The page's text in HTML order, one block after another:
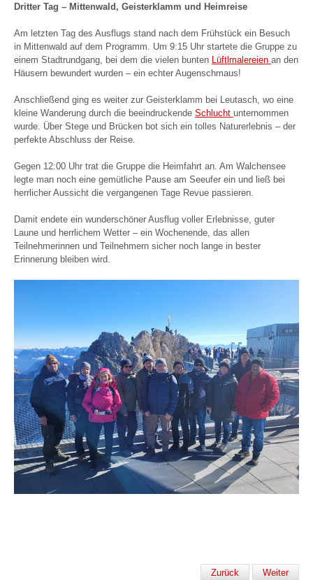
Dritter Tag – Mittenwald, Geisterklamm und Heimreise
Am letzten Tag des Ausflugs stand nach dem Frühstück ein Besuch
in Mittenwald auf dem Programm. Um 9:15 Uhr startete die Gruppe zu
einem Stadtrundgang, bei dem die vielen bunten
Lüftlmalereien an den
Häusern bewundert wurden – ein echter Augenschmaus!
Anschließend ging es weiter zur Geisterklamm bei Leutasch, wo eine
kleine Wanderung durch die beeindruckende Schlucht unternommen
wurde. Über Stege und Brücken bot sich ein tolles Naturerlebnis – der
perfekte Abschluss der Reise.
Gegen 12:00 Uhr trat die Gruppe die Heimfahrt an. Am Walchensee
legte man noch eine gemütliche Pause am Seeufer ein und ließ bei
herrlicher Aussicht die vergangenen Tage Revue passieren.
Damit endete ein wunderschöner Ausflug voller Erlebnisse, guter
Laune und herrlichem Wetter – ein Wochenende, das allen
Teilnehmerinnen und Teilnehmern sicher noch lange in bester
Erinnerung bleiben wird.
Zurück Weiter